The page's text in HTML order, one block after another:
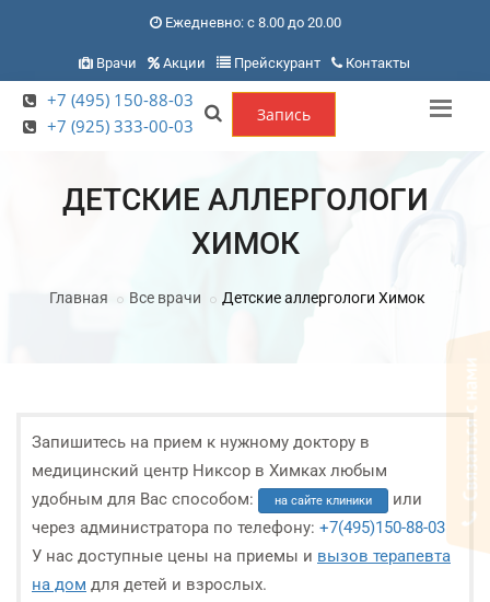
Ежедневно: с 8.00 до 20.00
Врачи Акции Прейскурант Контакты
+7 (495) 150-88-03
+7 (925) 333-00-03
Запись
ДЕТСКИЕ АЛЛЕРГОЛОГИ
ХИМОК
Главная Все врачи Детские аллергологи Химок
Запишитесь на прием к нужному доктору в
медицинский центр Никсор в Химках любым
удобным для Вас способом:
на сайте клиники
или
через администратора по телефону: +7(495)150-88-03
У нас доступные цены на приемы и вызов терапевта
на дом для детей и взрослых.